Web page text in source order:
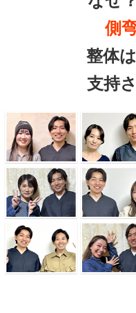
側
整体
支持